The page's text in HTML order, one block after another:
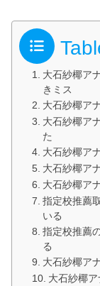
大石紗椰ア
きミス
大石紗椰ア
大石紗椰ア
た
大石紗椰ア
大石紗椰ア
大石紗椰ア
指定校推薦
いる
指定校推薦
る
大石紗椰ア
大石紗椰